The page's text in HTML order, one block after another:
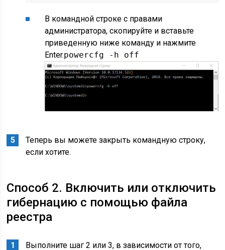
В командной строке с правами
администратора, скопируйте и вставьте
приведенную ниже команду и нажмите
Enter.powercfg -h off
Теперь вы можете закрыть командную строку,
если хотите.
Способ 2. Включить или отключить
гибернацию с помощью файла
реестра
Выполните шаг 2 или 3, в зависимости от того,